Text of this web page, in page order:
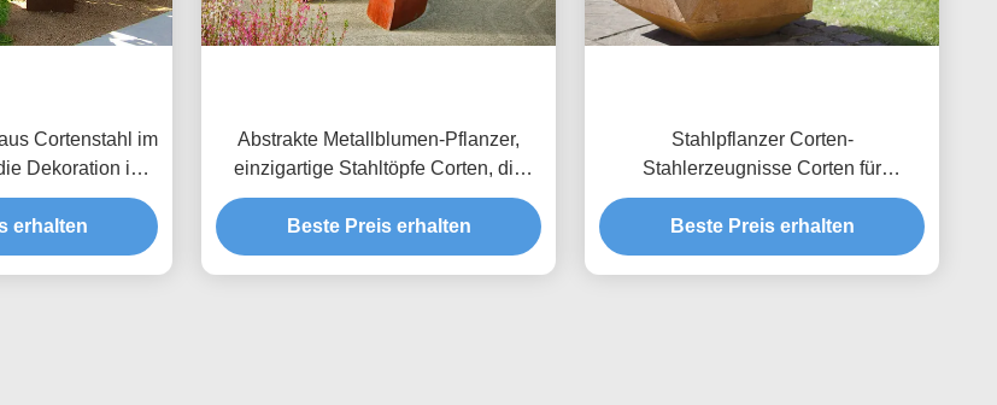
Cortenstahl im
Dekoration im
80 cm
erhalten
Abstrakte Metallblumen-Pflanzer,
einzigartige Stahltöpfe Corten, die
Handwerk schweißen
Beste Preis erhalten
Stahlpflanzer Corten-
Stahlerzeugnisse Corten für
Öffentlichkeits-/Garten-Dekoration
Beste Preis erhalten